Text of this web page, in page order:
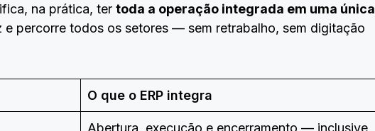
na prática, ter toda a operação integrada em uma única
e percorre todos os setores — sem retrabalho, sem digitação
O que o ERP integra